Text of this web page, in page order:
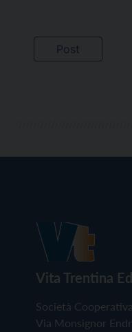
Vita Trentina
Società Cooperativa
Via Monsignor